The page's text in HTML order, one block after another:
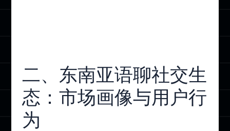
二、东南亚语聊社交生
态：市场画像与用户行
为